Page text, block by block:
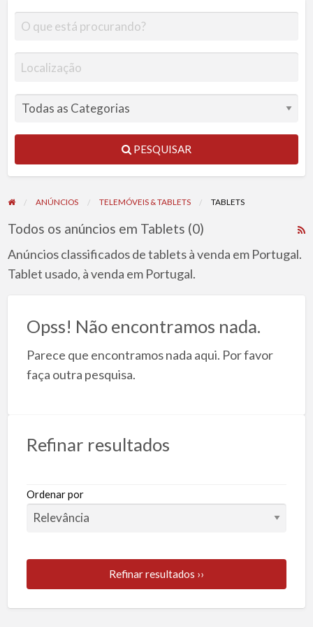
PESQUISAR
ANÚNCIOS TELEMÓVEIS & TABLETS TABLETS
Todos os anúncios em Tablets (0)
Anúncios classificados de tablets à venda em Portugal.
Tablet usado, à venda em Portugal.
Opss! Não encontramos nada.
Parece que encontramos nada aqui. Por favor
faça outra pesquisa.
Refinar resultados
Ordenar por
Refinar resultados ››